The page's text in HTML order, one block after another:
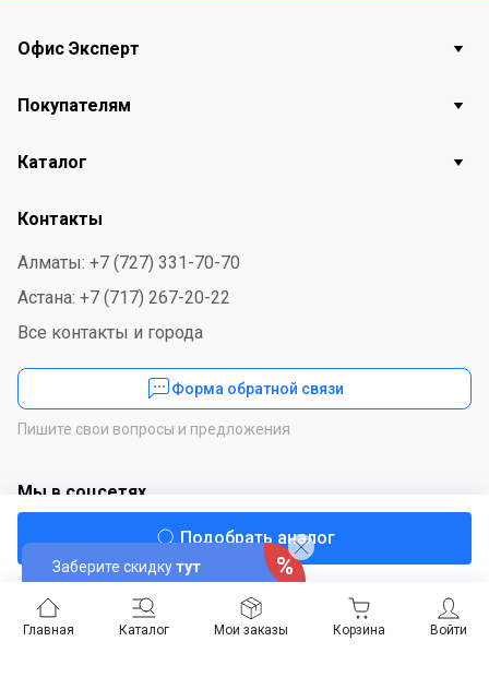
Главная Каталог Войти
Мои заказы Корзина
Подобрать аналог
Заберите скидкутут
Офис Эксперт
Покупателям
Каталог
Контакты
Алматы: +7 (727) 331-70-70
Астана: +7 (717) 267-20-22
Все контакты и города
Форма обратной связи
Пишите свои вопросы и предложения
Мы в соцсетях
Скачайте приложение